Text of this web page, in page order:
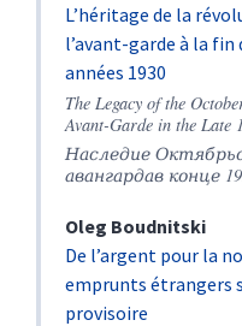
L’héritage de la
l’avant-garde à la fin
années 1930
The Legacy of the
Avant-Garde in the Late
Наследие
авангардав конце
Oleg Boudnitski
De l’argent pour la
emprunts étrangers
provisoire